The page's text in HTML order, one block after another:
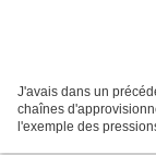
J'avais dans un
chaînes
l'exemple des